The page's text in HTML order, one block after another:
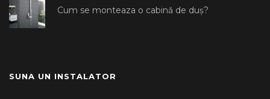
Cum se monteaza o cabină de duș?
SUNA UN INSTALATOR